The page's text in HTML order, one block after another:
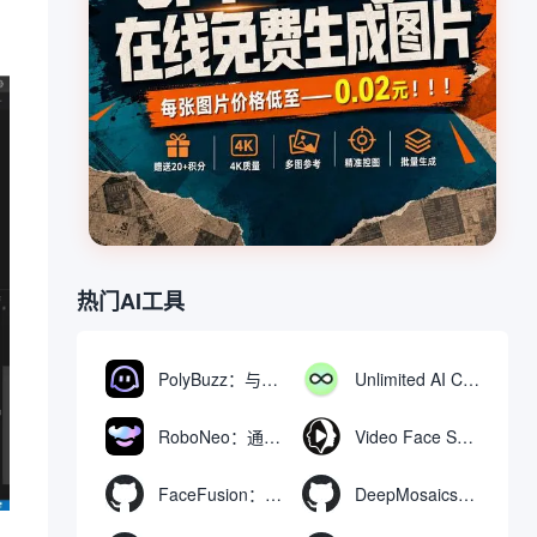
热门AI工具
PolyBuzz：与AI角色互动的免费聊天与角色扮演平台 Unlimited AI Chat：免费无限制的AI聊天工具
RoboNeo：通过聊天生成和编辑视频与图像的AI工具 Video Face Swap
FaceFusion：视频换脸增强工具|语音同步视频嘴型动作 DeepMosaics：自动去除图像和视频中的马赛克，或向其添加马赛克